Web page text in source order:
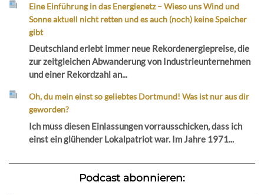
Eine Einführung in das Energienetz – Wieso uns Wind und
Sonne aktuell nicht retten und es auch (noch) keine Speicher
gibt
Deutschland erlebt immer neue Rekordenergiepreise, die
zur zeitgleichen Abwanderung von Industrieunternehmen
und einer Rekordzahl an...
Oh, du mein einst so geliebtes Dortmund! Was ist nur aus dir
geworden?
Ich muss diesen Einlassungen vorrausschicken, dass ich
einst ein glühender Lokalpatriot war. Im Jahre 1971...
Podcast abonnieren: